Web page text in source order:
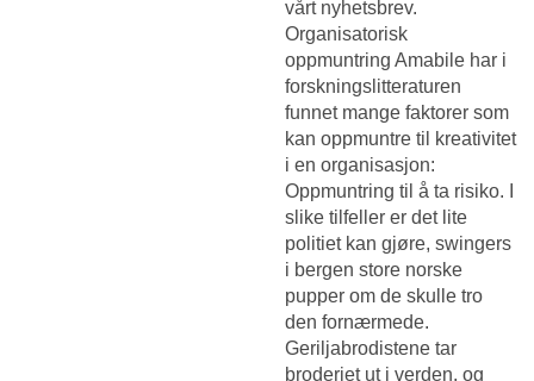
vårt nyhetsbrev.
Organisatorisk
oppmuntring Amabile har i
forskningslitteraturen
funnet mange faktorer som
kan oppmuntre til kreativitet
i en organisasjon:
Oppmuntring til å ta risiko. I
slike tilfeller er det lite
politiet kan gjøre, swingers
i bergen store norske
pupper om de skulle tro
den fornærmede.
Geriljabrodistene tar
broderiet ut i verden, og